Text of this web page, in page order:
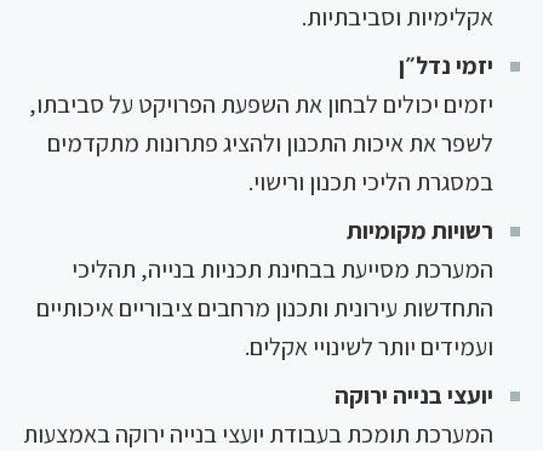
אקלימיות וסביבתיות.
יזמי נדל״ן
יזמים יכולים לבחון את השפעת הפרויקט על סביבתו,
לשפר את איכות התכנון ולהציג פתרונות מתקדמים
במסגרת הליכי תכנון ורישוי.
רשויות מקומיות
המערכת מסייעת בבחינת תכניות בנייה, תהליכי
התחדשות עירונית ותכנון מרחבים ציבוריים איכותיים
ועמידים יותר לשינויי אקלים.
יועצי בנייה ירוקה
המערכת תומכת בעבודת יועצי בנייה ירוקה באמצעות